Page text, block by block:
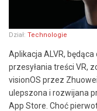
Dział: Technologie
Aplikacja ALVR,
przesyłania treści VR,
visionOS przez
ulepszona i rozwijana
App Store. Choć